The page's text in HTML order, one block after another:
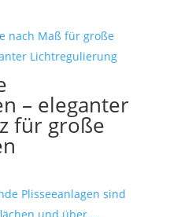
– eleganter
für große
Plisseeanlagen sind